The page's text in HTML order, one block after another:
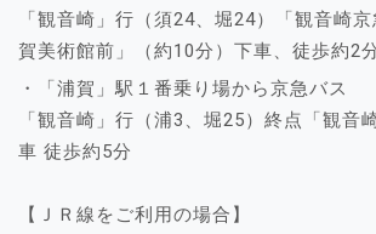
「観音崎」行（須24、堀24）「観音崎
賀美術館前」（約10分）下車、徒歩約2分
・「浦賀」駅１番乗り場から京急バス
「観音崎」行（浦3、堀25）終点「観音
車 徒歩約5分
【ＪＲ線をご利用の場合】